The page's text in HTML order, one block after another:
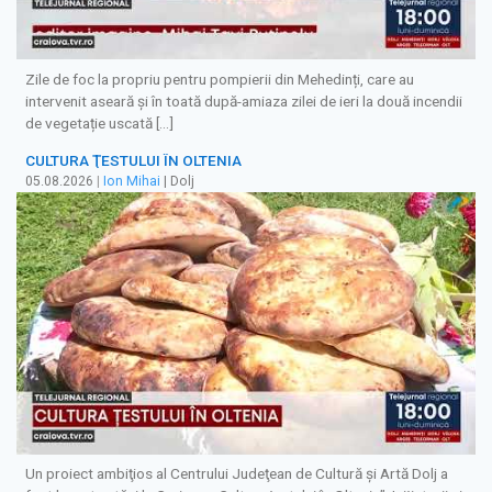
Zile de foc la propriu pentru pompierii din Mehedinți, care au
intervenit aseară și în toată după-amiaza zilei de ieri la două incendii
de vegetație uscată […]
CULTURA ŢESTULUI ÎN OLTENIA
05.08.2026 Ion Mihai | Dolj
Un proiect ambiţios al Centrului Judeţean de Cultură şi Artă Dolj a